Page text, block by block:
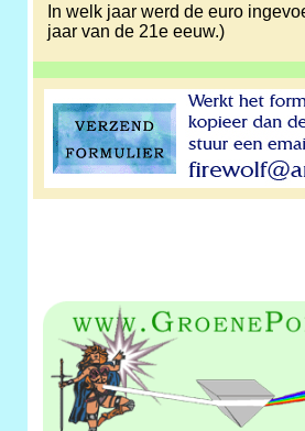
In welk jaar werd de euro
jaar van de 21e eeuw.)